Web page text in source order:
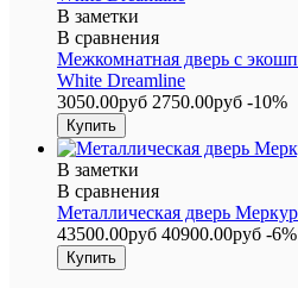
В заметки
В сравнения
Межкомнатная дверь с
White Dreamline
3050.00руб 2750.00руб -10%
В заметки
В сравнения
Металлическая дверь
43500.00руб 40900.00руб -6%